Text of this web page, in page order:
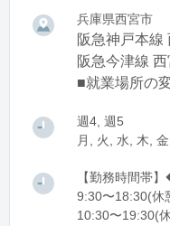
兵庫県西宮市
阪急神戸本線
阪急今津線
■就業場所の
週4, 週5
月, 火, 水, 木,
【勤務時間帯
9:30〜18:30(休
10:30〜19:30(